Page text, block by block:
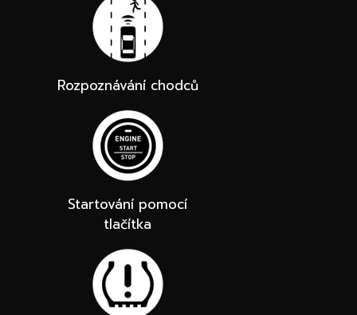
Rozpoznávání chodců
Startování pomocí
tlačítka